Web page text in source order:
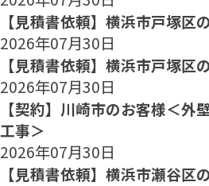
【見積書依頼】横浜市戸塚区
2026年07月30日
【見積書依頼】横浜市戸塚区
2026年07月30日
【契約】川崎市のお客様＜外
工事＞
2026年07月30日
【見積書依頼】横浜市瀬谷区